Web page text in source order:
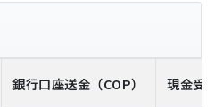
銀行口座送金 （COP） 現金受